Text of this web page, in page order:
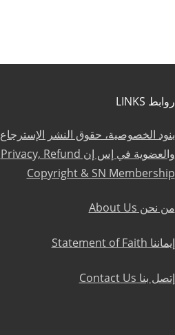
روابط LINKS
بنود الخصوصية، حقوق النشر الإسترجاع
والعضوية في إس إن Privacy, Refund
Copyright & SN Membership
من نحن About Us
إيماننا Statement of Faith
إتصل بنا Contact Us